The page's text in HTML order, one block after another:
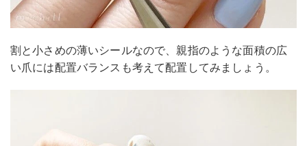
割と小さめの薄いシールなので、親指のような面積の広
い爪には配置バランスも考えて配置してみましょう。